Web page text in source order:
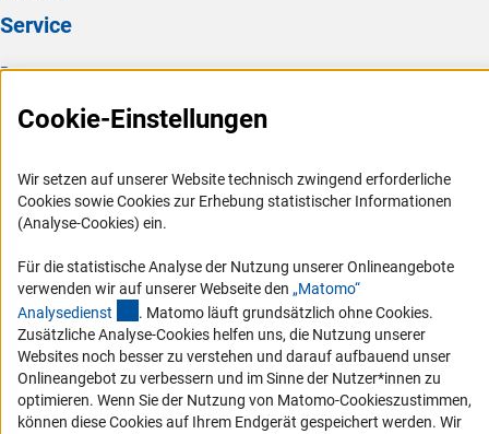
Service
Presse
Logo und Corporate Design
RSS-Feeds
Compliance
Vergabeverfahren
Barrierefreiheit
Service und Informationen für Menschen mit Behinderungen
Erklärung zur Barrierefreiheit
Barriere melden
Cookie-Einstellungen
Wir setzen auf unserer Website technisch zwingend erforderliche
Cookies sowie Cookies zur Erhebung statistischer Informationen
(Analyse-Cookies) ein.
Für die statistische Analyse der Nutzung unserer Onlineangebote
verwenden wir auf unserer Webseite den „Matomo“
Analysedienst (externer Link)
. Matomo läuft grundsätzlich ohne Cookies.
Zusätzliche Analyse-Cookies helfen uns, die Nutzung unserer
Websites noch besser zu verstehen und darauf aufbauend unser
Onlineangebot zu verbessern und im Sinne der Nutzer*innen zu
optimieren. Wenn Sie der Nutzung von Matomo-Cookieszustimmen,
können diese Cookies auf Ihrem Endgerät gespeichert werden. Wir